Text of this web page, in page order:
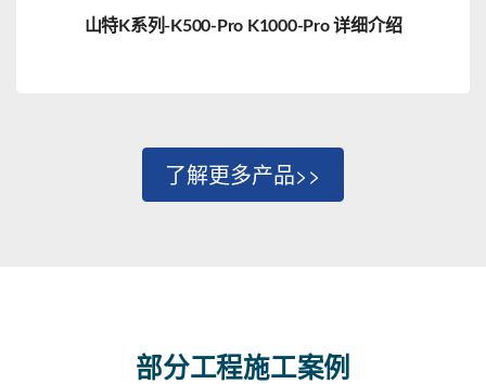
山特K系列-K500-Pro K1000-Pro 详细介绍
了解更多产品>>
部分工程施工案例